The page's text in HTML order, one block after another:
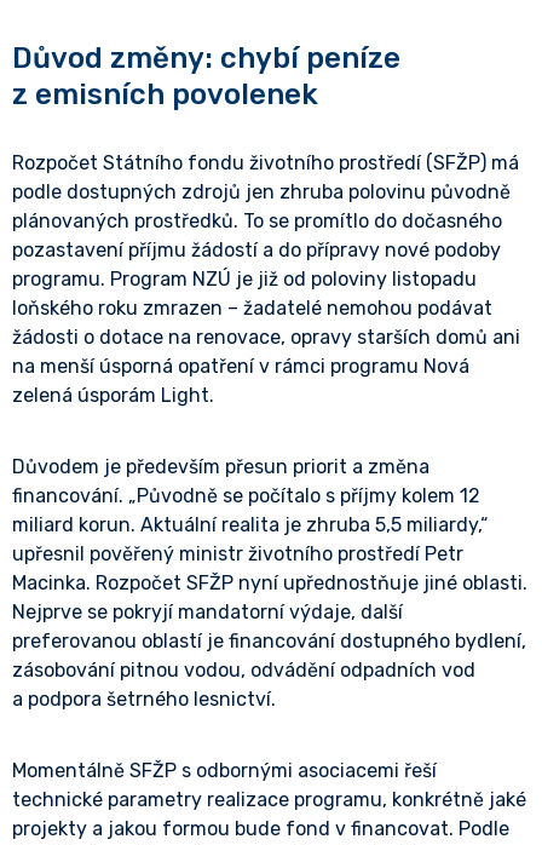
Důvod změny: chybí peníze
z emisních povolenek
Rozpočet Státního fondu životního prostředí (SFŽP) má
podle dostupných zdrojů jen zhruba polovinu původně
plánovaných prostředků. To se promítlo do dočasného
pozastavení příjmu žádostí a do přípravy nové podoby
programu. Program NZÚ je již od poloviny listopadu
loňského roku zmrazen – žadatelé nemohou podávat
žádosti o dotace na renovace, opravy starších domů ani
na menší úsporná opatření v rámci programu Nová
zelená úsporám Light.
Důvodem je především přesun priorit a změna
financování. „Původně se počítalo s příjmy kolem 12
miliard korun. Aktuální realita je zhruba 5,5 miliardy,“
upřesnil pověřený ministr životního prostředí Petr
Macinka. Rozpočet SFŽP nyní upřednostňuje jiné oblasti.
Nejprve se pokryjí mandatorní výdaje, další
preferovanou oblastí je financování dostupného bydlení,
zásobování pitnou vodou, odvádění odpadních vod
a podpora šetrného lesnictví.
Momentálně SFŽP s odbornými asociacemi řeší
technické parametry realizace programu, konkrétně jaké
projekty a jakou formou bude fond v financovat. Podle